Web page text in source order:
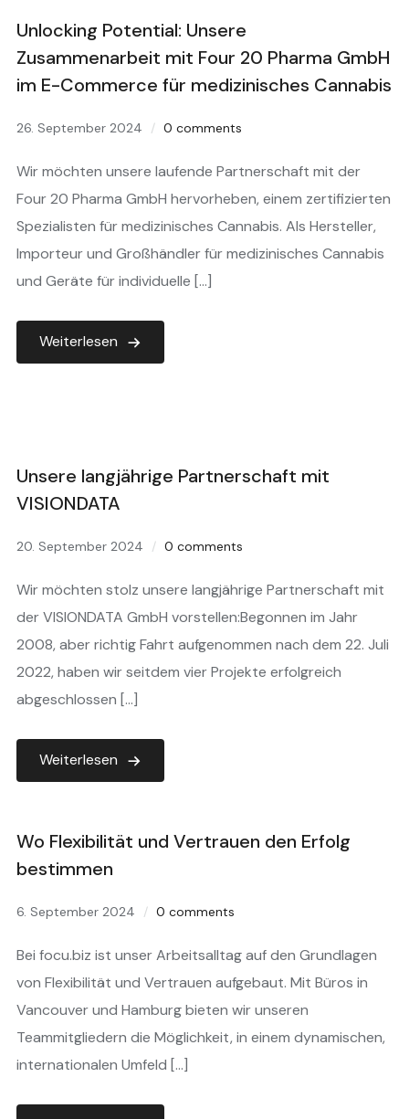
Unlocking Potential: Unsere
Zusammenarbeit mit Four 20 Pharma GmbH
im E-Commerce für medizinisches Cannabis
26. September 2024 0 comments
Wir möchten unsere laufende Partnerschaft mit der
Four 20 Pharma GmbH hervorheben, einem zertifizierten
Spezialisten für medizinisches Cannabis. Als Hersteller,
Importeur und Großhändler für medizinisches Cannabis
und Geräte für individuelle […]
Weiterlesen
Unsere langjährige Partnerschaft mit
VISIONDATA
20. September 2024 0 comments
Wir möchten stolz unsere langjährige Partnerschaft mit
der VISIONDATA GmbH vorstellen:Begonnen im Jahr
2008, aber richtig Fahrt aufgenommen nach dem 22. Juli
2022, haben wir seitdem vier Projekte erfolgreich
abgeschlossen […]
Weiterlesen
Wo Flexibilität und Vertrauen den Erfolg
bestimmen
6. September 2024 0 comments
Bei focu.biz ist unser Arbeitsalltag auf den Grundlagen
von Flexibilität und Vertrauen aufgebaut. Mit Büros in
Vancouver und Hamburg bieten wir unseren
Teammitgliedern die Möglichkeit, in einem dynamischen,
internationalen Umfeld […]